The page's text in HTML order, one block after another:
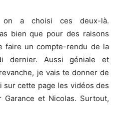
on a choisi ces deux-là.
bien que pour des raisons
faire un compte-rendu de la
dernier. Aussi géniale et
je vais te donner de
sur cette page les vidéos des
et Nicolas. Surtout,